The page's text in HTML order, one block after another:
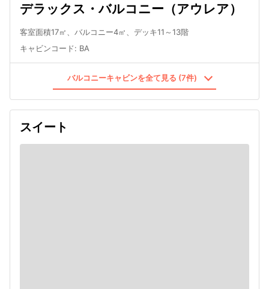
デラックス・バルコニー（アウレア）
客室面積17㎡、バルコニー4㎡、デッキ11～13階
キャビンコード: BA
バルコニーキャビンを全て見る (7件)
スイート